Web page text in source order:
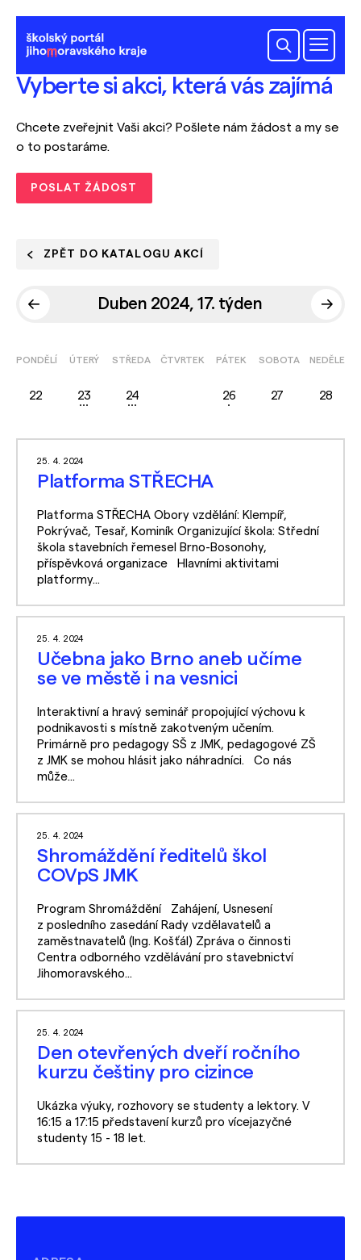
Vyberte si akci, která vás zajímá
Chcete zveřejnit Vaši akci? Pošlete nám žádost a my se
o to postaráme.
POSLAT ŽÁDOST
ZPĚT DO KATALOGU AKCÍ
Duben 2024, 17. týden
PONDĚLÍ ÚTERÝ STŘEDA ČTVRTEK PÁTEK SOBOTA NEDĚLE
22 23 24 26 27 28
25. 4. 2024
Platforma STŘECHA
Platforma STŘECHA Obory vzdělání: Klempíř,
Pokrývač, Tesař, Kominík Organizující škola: Střední
škola stavebních řemesel Brno-Bosonohy,
příspěvková organizace Hlavními aktivitami
platformy...
25. 4. 2024
Učebna jako Brno aneb učíme
se ve městě i na vesnici
Interaktivní a hravý seminář propojující výchovu k
podnikavosti s místně zakotveným učením.
Primárně pro pedagogy SŠ z JMK, pedagogové ZŠ
z JMK se mohou hlásit jako náhradníci. Co nás
může...
25. 4. 2024
Shromáždění ředitelů škol
COVpS JMK
Program Shromáždění Zahájení, Usnesení
z posledního zasedání Rady vzdělavatelů a
zaměstnavatelů (Ing. Košťál) Zpráva o činnosti
Centra odborného vzdělávání pro stavebnictví
Jihomoravského...
25. 4. 2024
Den otevřených dveří ročního
kurzu češtiny pro cizince
Ukázka výuky, rozhovory se studenty a lektory. V
16:15 a 17:15 představení kurzů pro vícejazyčné
studenty 15 - 18 let.